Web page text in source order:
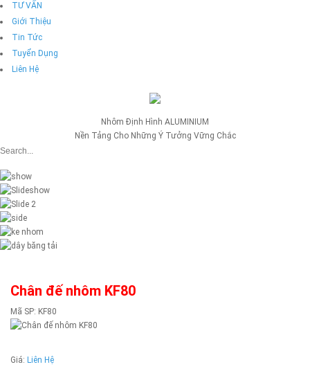
TƯ VẤN
Giới Thiệu
Tin Tức
Tuyển Dụng
Liên Hệ
Nhôm Định Hình ALUMINIUM
Nền Tảng Cho Những Ý Tưởng Vững Chắc
Chân đế nhôm KF80
Mã SP: KF80
Giá: Liên Hệ